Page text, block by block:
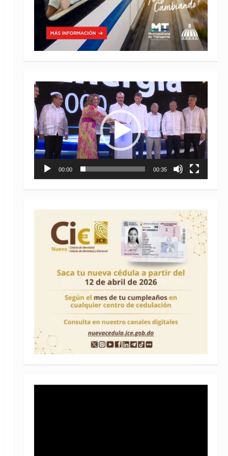
Reproductor
de
vídeo
00:00 00:35